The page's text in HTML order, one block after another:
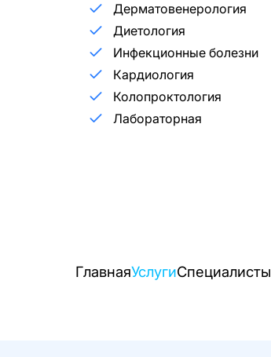
Дерматовенерология
Диетология
Инфекционные болезни
Кардиология
Колопроктология
Лабораторная
ГлавнаяУслугиСпециалисты